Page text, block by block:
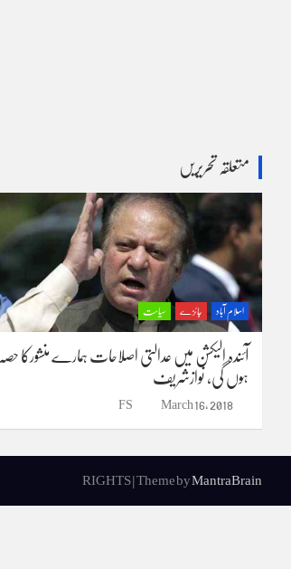
متعلقہ تحریریں
اسلام آباد جائزے سیاست
آئندہ الیکشن میں عدالتی اصلاحات ہمارے منشورکا حصہ
ہوں گی، نوازشریف
March 16, 2018
FS
RIGHTS | Theme by MantraBrain